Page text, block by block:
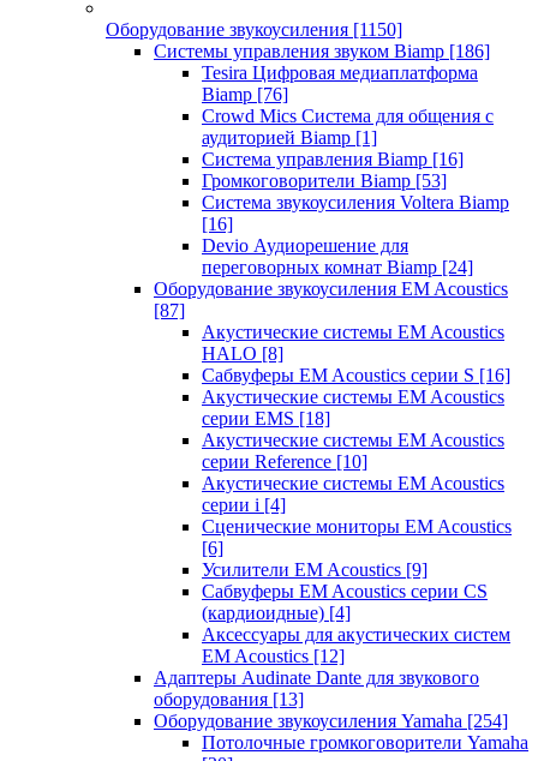
Оборудование звукоусиления [1150]
Системы управления звуком Biamp [186]
Tesira Цифровая медиаплатформа
Biamp [76]
Crowd Mics Система для общения с
аудиторией Biamp [1]
Система управления Biamp [16]
Громкоговорители Biamp [53]
Система звукоусиления Voltera Biamp
[16]
Devio Аудиорешение для
переговорных комнат Biamp [24]
Оборудование звукоусиления EM Acoustics
[87]
Акустические системы EM Acoustics
HALO [8]
Сабвуферы EM Acoustics серии S [16]
Акустические системы EM Acoustics
серии EMS [18]
Акустические системы EM Acoustics
серии Reference [10]
Акустические системы EM Acoustics
серии i [4]
Сценические мониторы EM Acoustics
[6]
Усилители EM Acoustics [9]
Сабвуферы EM Acoustics серии CS
(кардиоидные) [4]
Аксессуары для акустических систем
EM Acoustics [12]
Адаптеры Audinate Dante для звукового
оборудования [13]
Оборудование звукоусиления Yamaha [254]
Потолочные громкоговорители Yamaha